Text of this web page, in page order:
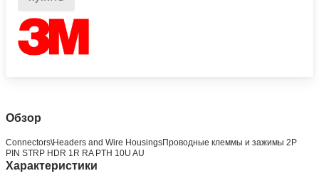
Обзор
Connectors\Headers and Wire HousingsПроводные клеммы и зажимы 2P
PIN STRP HDR 1R RA PTH 10U AU
Характеристики